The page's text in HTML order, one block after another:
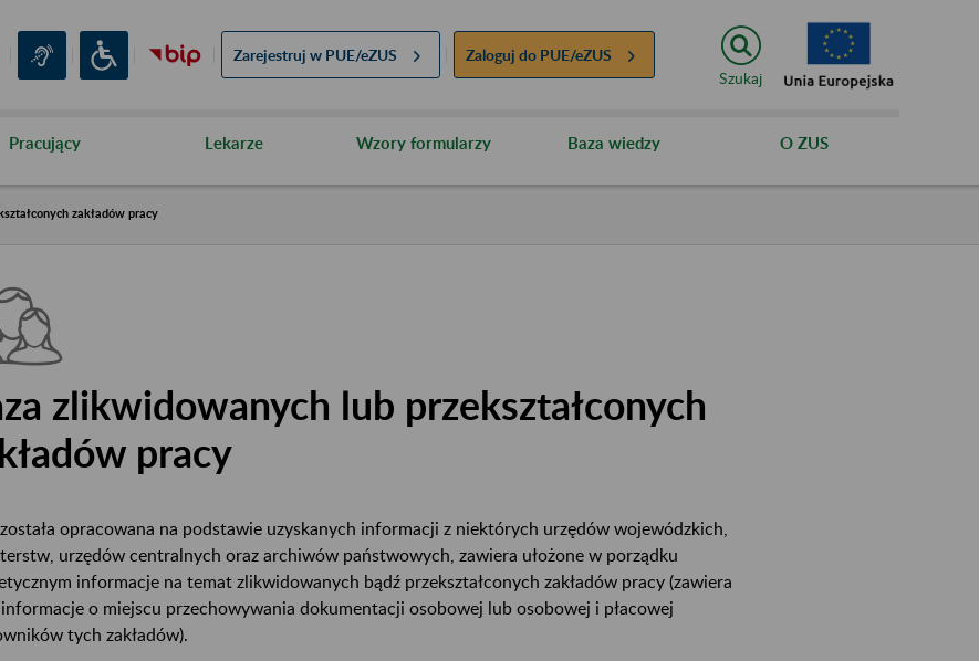
Zarejestruj w PUE/eZUS Zaloguj do PUE/eZUS
Szukaj
Pracujący Lekarze Wzory formularzy Baza wiedzy O ZUS
zakładów pracy
zlikwidowanych lub przekształconych
pracy
opracowana na podstawie uzyskanych informacji z niektórych urzędów wojewódzkich,
urzędów centralnych oraz archiwów państwowych, zawiera ułożone w porządku
informacje na temat zlikwidowanych bądź przekształconych zakładów pracy (zawiera
o miejscu przechowywania dokumentacji osobowej lub osobowej i płacowej
tych zakładów).